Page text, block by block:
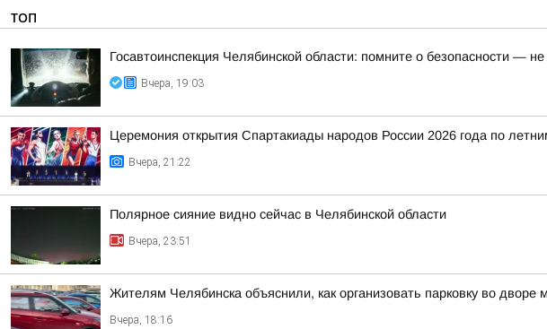
ТОП
Госавтоинспекция Челябинской области: помните о безопасности —
Вчера, 19:03
Церемония открытия Спартакиады народов России 2026 года по
Вчера, 21:22
Полярное сияние видно сейчас в Челябинской области
Вчера, 23:51
Жителям Челябинска объяснили, как организовать парковку во дворе
Вчера, 18:16